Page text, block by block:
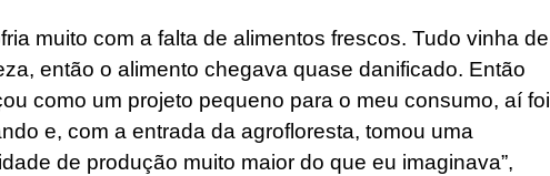
muito com a falta de alimentos frescos. Tudo vinha de
então o alimento chegava quase danificado. Então
como um projeto pequeno para o meu consumo, aí foi
e, com a entrada da agrofloresta, tomou uma
de produção muito maior do que eu imaginava”,